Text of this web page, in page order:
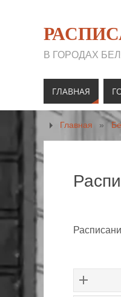
В ГОРОДАХ
ГЛАВНАЯ
Главная »